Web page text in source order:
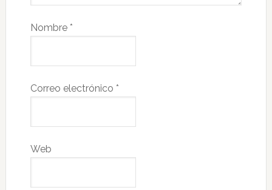
Nombre *
Correo electrónico *
Web